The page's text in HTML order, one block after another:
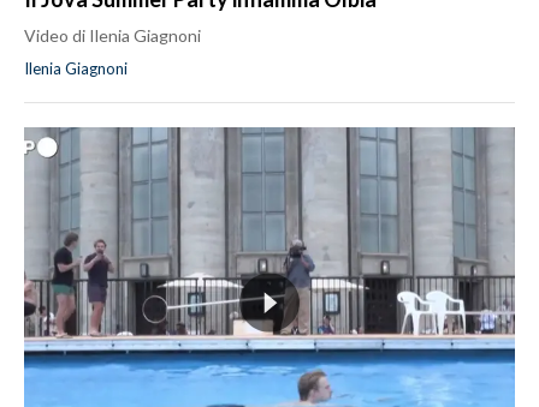
Video di Ilenia Giagnoni
Ilenia Giagnoni